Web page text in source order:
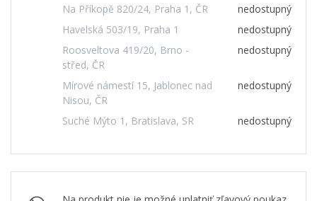
Na Příkopě 820/24, Praha 1, ČR
nedostupný
Havelská 503/19, Praha 1
nedostupný
Roosveltova 419/20, Brno -
střed, ČR
nedostupný
Mírové námestí 15, Jablonec nad
Nisou, ČR
nedostupný
Suché Mýto 1, Bratislava, SR nedostupný